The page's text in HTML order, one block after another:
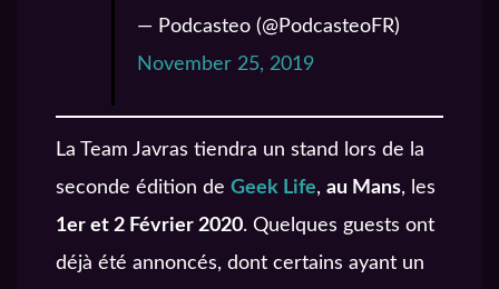
— Podcasteo (@PodcasteoFR)
November 25, 2019
La Team Javras tiendra un stand lors de la
seconde édition de Geek Life, au Mans, les
1er et 2 Février 2020. Quelques guests ont
déjà été annoncés, dont certains ayant un